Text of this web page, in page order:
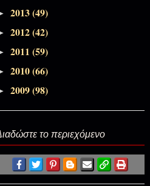
Τριώδιο-
2013(49)
2012(42)
2011 (59)
2010(66)
2009(98)
το περιεχόμενο